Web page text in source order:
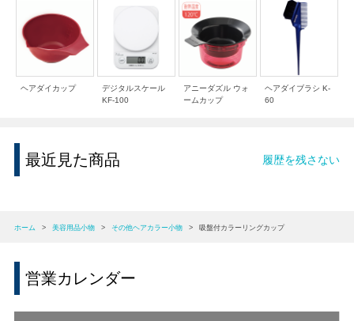
ヘアダイカップ
デジタルスケール
KF-100
アニーダズル ウォ
ームカップ
ヘアダイブラシ K-
60
最近見た商品 履歴を残さない
ホーム > 美容用品小物 > その他ヘアカラー小物 > 吸盤付カラーリングカップ
営業カレンダー